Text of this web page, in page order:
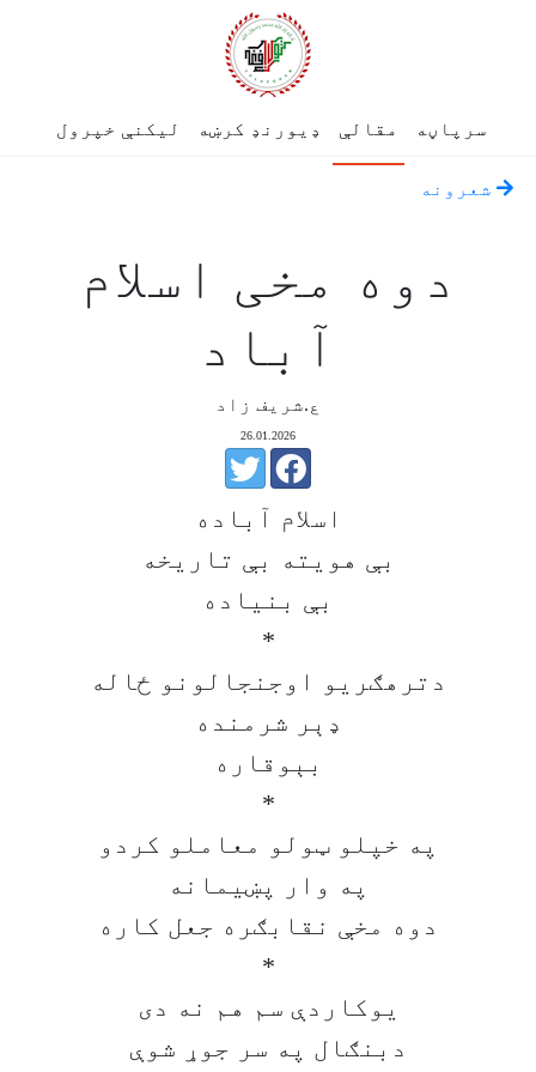
سرپاڼه مقالې ډیورنډ کرښه لیکنې خپرول
شعرونه
دوه مخی اسلام
آباد
ع.شریف زاد
26.01.2026
اسلام آباده
بې هویته بې تاریخه
بې بنیاده
*
دترهګریو اوجنجالونو ځاله
ډېر شرمنده
بېوقاره
*
په خپلو ټولو معاملو کردو
په وار پښیمانه
دوه مخې نقابګره جعل کاره
*
یوکاردې سم هم نه دی
دبنګال په سر جوړ شوې